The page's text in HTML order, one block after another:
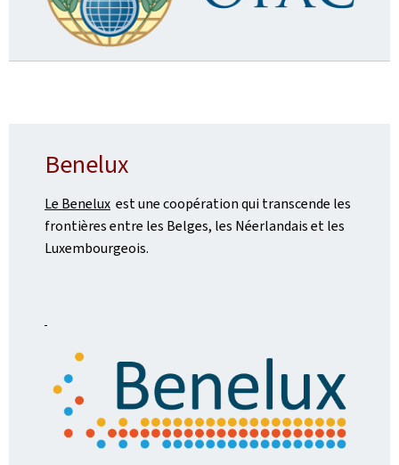
Benelux
Le Benelux est une coopération qui transcende les
frontières entre les Belges, les Néerlandais et les
Luxembourgeois.